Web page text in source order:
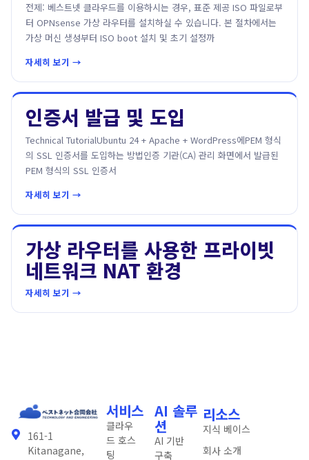
전제: 베스트넷 클라우드를 이용하시는 경우, 표준 제공 ISO 파일로부
터 OPNsense 가상 라우터를 설치하실 수 있습니다. 본 절차에서는
가상 머신 생성부터 ISO boot 설치 및 초기 설정까
자세히 보기 →
인증서 발급 및 도입
Technical TutorialUbuntu 24 + Apache + WordPress에PEM 형식
의 SSL 인증서를 도입하는 방법인증 기관(CA) 관리 화면에서 발급된
PEM 형식의 SSL 인증서
자세히 보기 →
가상 라우터를 사용한 프라이빗
네트워크 NAT 환경
자세히 보기 →
161-1
Kitanagane,
서비스
클라우
드 호스
팅
AI 솔루
션
AI 기반
구축
리소스
지식 베이스
회사 소개